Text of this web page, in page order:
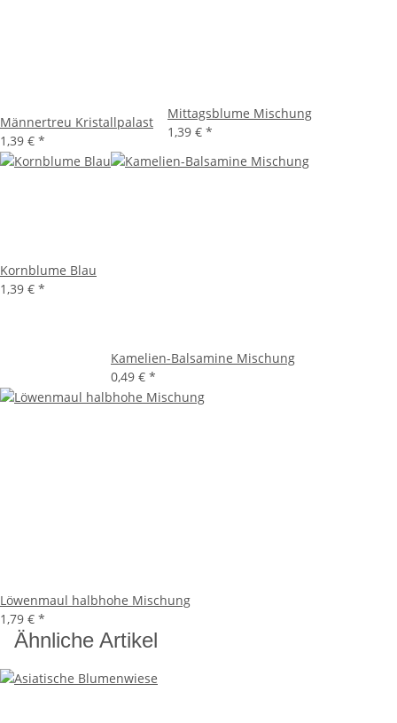
Männertreu Kristallpalast
1,39 € *
Mittagsblume Mischung
1,39 € *
Kornblume Blau
1,39 € *
Kamelien-Balsamine Mischung
0,49 € *
Löwenmaul halbhohe Mischung
1,79 € *
Ähnliche Artikel